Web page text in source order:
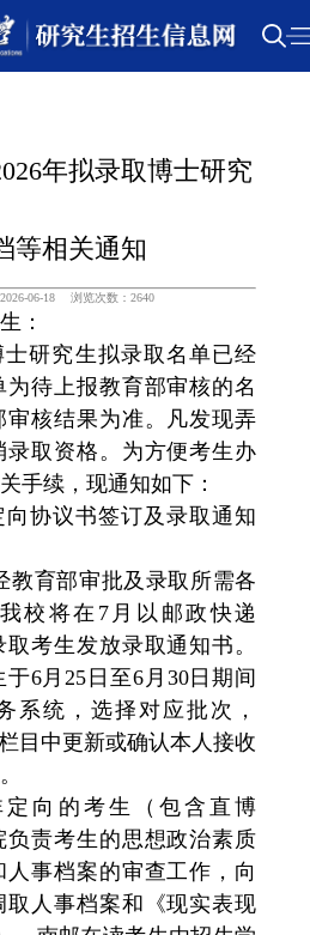
年拟录取博士研究
等相关通知
06-18 浏览次数：2640
：
士研究生拟录取名单已经
待上报教育部审核的名
核结果为准。凡发现弄
录取资格。为方便考生办
手续，现通知如下：
协议书签订及录取通知
教育部审批及录取所需各
校将在7月以邮政快递
取考生发放录取通知书。
于6月25日至6月30日期间
系统 ，选择对应批次，
目中更新或确认本人接收
向的考生（包含直博
责考生的思想政治素质
事档案的审查工作，向
人事档案和《现实表现